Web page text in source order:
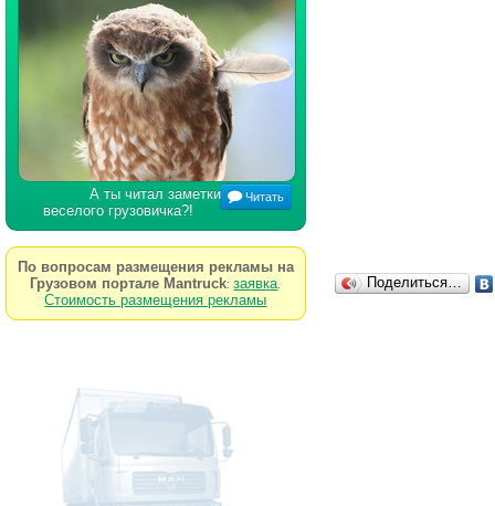
А ты читал заметки
веселого грузовичка?!
Читать
По вопросам размещения рекламы на
Грузовом портале Mantruck:заявка
Стоимость размещения рекламы
Поделиться…